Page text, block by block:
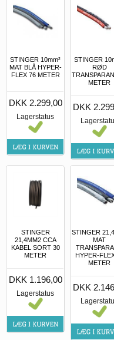
STINGER 10mm²
MAT BLÅ HYPER-
FLEX 76 METER
DKK 2.299,00
Lagerstatus
STINGER
RØD
METER
DKK
STINGER
21,4MM2 CCA
KABEL SORT 30
METER
DKK 1.196,00
Lagerstatus
STINGER
MAT
HYPER-
METER
DKK